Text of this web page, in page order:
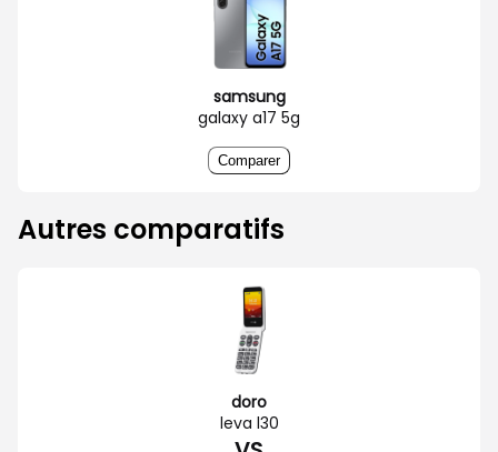
samsung
galaxy a17 5g
Comparer
Autres comparatifs
doro
leva l30